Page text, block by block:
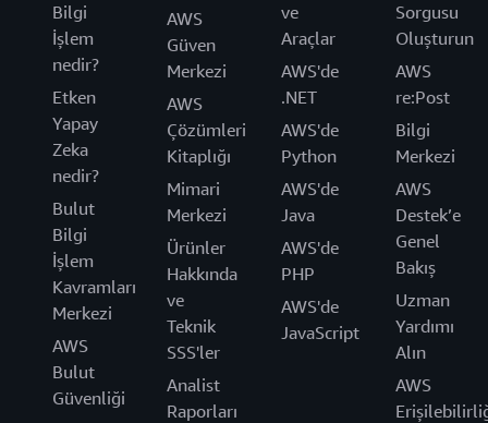
Bilgi
İşlem
nedir?
Etken
Yapay
Zeka
nedir?
Bulut
Bilgi
İşlem
Kavramları
Merkezi
AWS
Bulut
Güvenliği
AWS
Güven
Merkezi
AWS
Çözümleri
Kitaplığı
Mimari
Merkezi
Ürünler
Hakkında
ve
Teknik
SSS'ler
Analist
Raporları
ve
Araçlar
AWS'de
.NET
AWS'de
Python
AWS'de
Java
AWS'de
PHP
AWS'de
JavaScript
Sorgusu
Oluşturun
AWS
re:Post
Bilgi
Merkezi
AWS
Destek’e
Genel
Bakış
Uzman
Yardımı
Alın
AWS